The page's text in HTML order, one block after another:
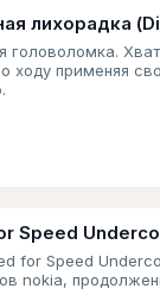
лихорадка
головоломка.
ходу применяя
Speed
for Speed
nokia,